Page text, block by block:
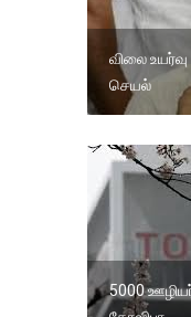
விலை
செயல்
5000